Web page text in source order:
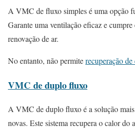
A VMC de fluxo simples é uma opção
Garante uma ventilação eficaz e
renovação de ar.
No entanto, não permiterecuperação de
VMC de duplo fluxo
A VMC de duplo fluxo é a solução mais
novas. Este sistema recupera o calor do